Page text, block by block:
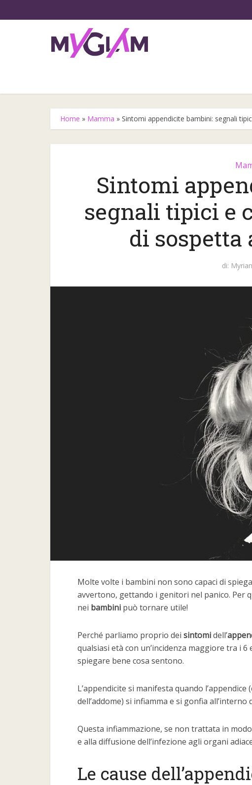
Home » Mamma » Sintomi appendicite bambini: segnali
Sintomi
segnali tipici e
di sospetta
di:
Molte volte i bambini non sono capaci di
avvertono, gettando i genitori nel panico. Per
nei bambini può tornare utile!
Perché parliamo proprio dei sintomidell’
qualsiasi età con un’incidenza maggiore tra i
spiegare bene cosa sentono.
L’appendicite si manifesta quando
dell’addome) si infiamma e si gonfia all’interno
Questa infiammazione, se non trattata in
e alla diffusione dell’infezione agli organi
Le cause
Gli step
la skin